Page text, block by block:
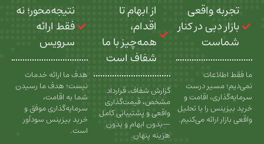
واقعی
در کنار
درست
اقامت و
با تحلیل
می‌کنیم.
از ابهام تا
اقدام،
همه‌چیز با ما
شفاف است
گزارش شفاف، قرارداد
مشخص، قیمت‌گذاری
واقعی و پشتیبانی کامل
—بدون ابهام و بدون
نتیجه‌محور؛ نه
فقط ارائه
سرویس
هدف ما ارائه خدمات
نیست؛ هدف ما رسیدن
شما به اقامت،
سرمایه‌گذاری موفق و
خرید بیزینس سودآور
است.